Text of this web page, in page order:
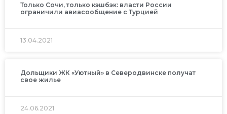
Только Сочи, только кэшбэк: власти России
ограничили авиасообщение с Турцией
13.04.2021
Дольщики ЖК «Уютный» в Северодвинске получат
свое жилье
24.06.2021